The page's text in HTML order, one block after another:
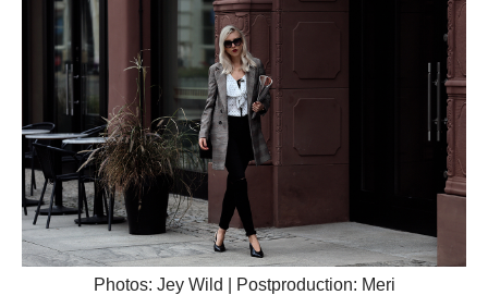
Photos: Jey Wild | Postproduction: Meri